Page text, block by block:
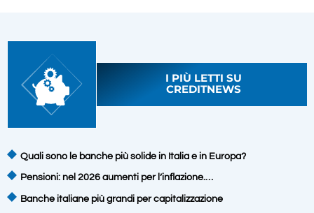
I PIÙ LETTI SU
CREDITNEWS
Quali sono le banche più solide in Italia e in Europa?
Pensioni: nel 2026 aumenti per l’inflazione.…
Banche italiane più grandi per capitalizzazione